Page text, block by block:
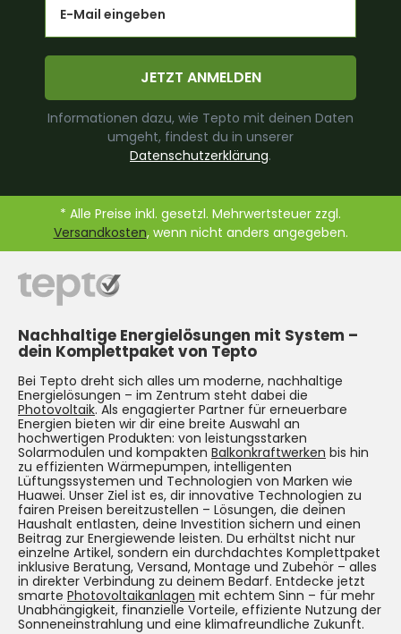
JETZT ANMELDEN
Informationen dazu, wie Tepto mit deinen Daten
umgeht, findest du in unserer
Datenschutzerklärung.
* Alle Preise inkl. gesetzl. Mehrwertsteuer zzgl.
Versandkosten, wenn nicht anders angegeben.
Nachhaltige Energielösungen mit System –
dein Komplettpaket von Tepto
Bei Tepto dreht sich alles um moderne, nachhaltige
Energielösungen – im Zentrum steht dabei die
Photovoltaik. Als engagierter Partner für erneuerbare
Energien bieten wir dir eine breite Auswahl an
hochwertigen Produkten: von leistungsstarken
Solarmodulen und kompakten Balkonkraftwerken bis hin
zu effizienten Wärmepumpen, intelligenten
Lüftungssystemen und Technologien von Marken wie
Huawei. Unser Ziel ist es, dir innovative Technologien zu
fairen Preisen bereitzustellen – Lösungen, die deinen
Haushalt entlasten, deine Investition sichern und einen
Beitrag zur Energiewende leisten. Du erhältst nicht nur
einzelne Artikel, sondern ein durchdachtes Komplettpaket
inklusive Beratung, Versand, Montage und Zubehör – alles
in direkter Verbindung zu deinem Bedarf. Entdecke jetzt
smarte Photovoltaikanlagen mit echtem Sinn – für mehr
Unabhängigkeit, finanzielle Vorteile, effiziente Nutzung der
Sonneneinstrahlung und eine klimafreundliche Zukunft.